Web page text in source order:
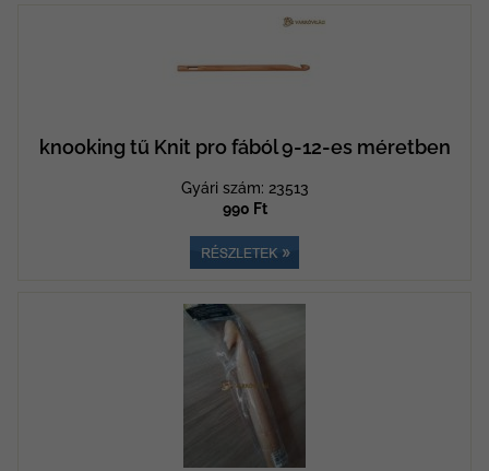
knooking tű Knit pro fából 9-12-es méretben
Gyári szám: 23513
990 Ft